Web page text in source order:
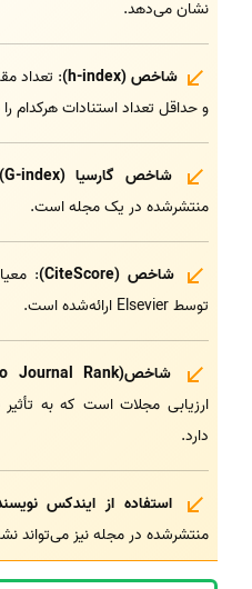
نشان می‌دهد.
شاخص (h-index)
: تعداد
و حداقل تعداد استنادات هرکدام
شاخص گارسیا (G-index)
منتشرشده در یک مجله است.
شاخص (CiteScore)
:
توسط Elsevier ارائه‌شده است.
شاخصSJR (SCImago Journal Rank)
ارزیابی مجلات است که به
دارد.
استفاده از ایندکس
منتشرشده در مجله نیز می‌تواند